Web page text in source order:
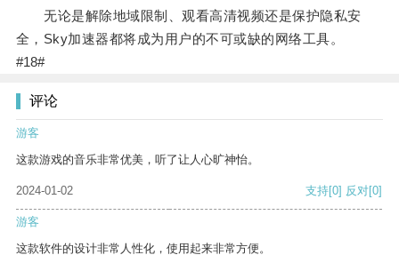
无论是解除地域限制、观看高清视频还是保护隐私安
全，Sky加速器都将成为用户的不可或缺的网络工具。
#18#
评论
游客
这款游戏的音乐非常优美，听了让人心旷神怡。
2024-01-02 支持[0] 反对[0]
游客
这款软件的设计非常人性化，使用起来非常方便。